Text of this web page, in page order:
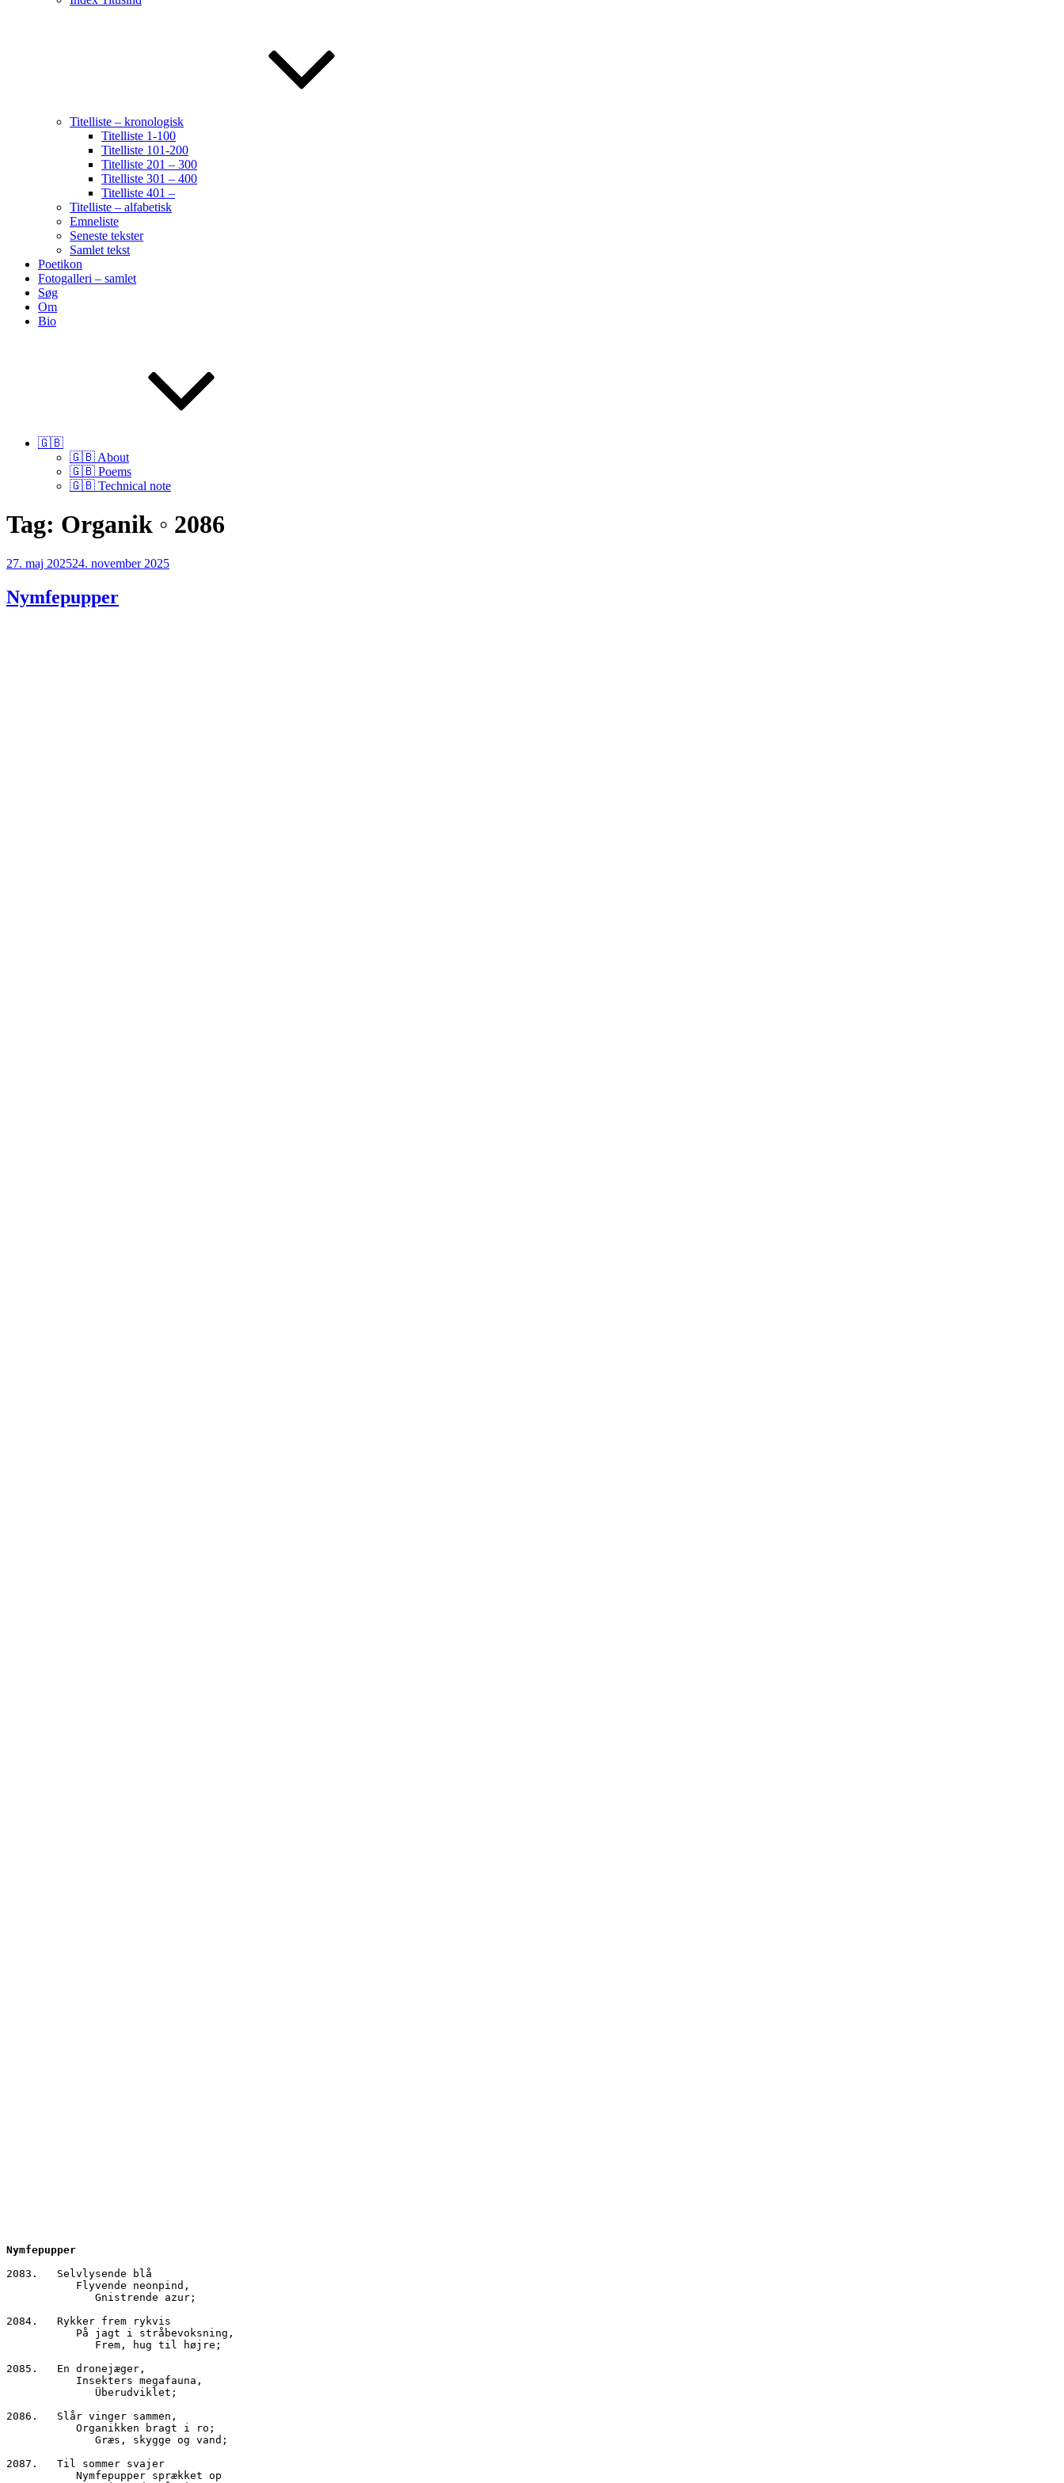
Titelliste – kronologisk
Titelliste 1-100
Titelliste 101-200
Titelliste 201 – 300
Titelliste 301 – 400
Titelliste 401 –
Titelliste – alfabetisk
Emneliste
Seneste tekster
Samlet tekst
Poetikon
Fotogalleri – samlet
Søg
Om
Bio
🇬🇧
🇬🇧 About
🇬🇧 Poems
🇬🇧 Technical note
Tag: Organik ◦ 2086
Udgivet
27. maj 202524. november 2025
Nymfepupper
Nymfepupper
2083.	Selvlysende blå
           Flyvende neonpind,
              Gnistrende azur;
2084.	Rykker frem rykvis
           På jagt i stråbevoksning,
              Frem, hug til højre;
2085.	En dronejæger,
           Insekters megafauna,
              Überudviklet;
2086.	Slår vinger sammen,
           Organikken bragt i ro;
              Græs, skygge og vand;
2087.	Til sommer svajer
           Nymfepupper sprækket op